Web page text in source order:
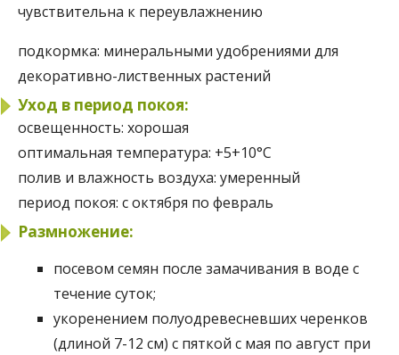
чувствительна к переувлажнению
подкормка: минеральными удобрениями для
декоративно-лиственных растений
Уход в период покоя:
освещенность: хорошая
оптимальная температура: +5+10°C
полив и влажность воздуха: умеренный
период покоя: с октября по февраль
Размножение:
посевом семян после замачивания в воде с
течение суток;
укоренением полуодревесневших черенков
(длиной 7-12 см) с пяткой с мая по август при